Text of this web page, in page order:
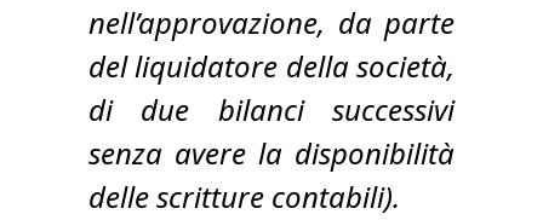
nell’approvazione, da parte
del liquidatore della società,
di due bilanci successivi
senza avere la disponibilità
delle scritture contabili).